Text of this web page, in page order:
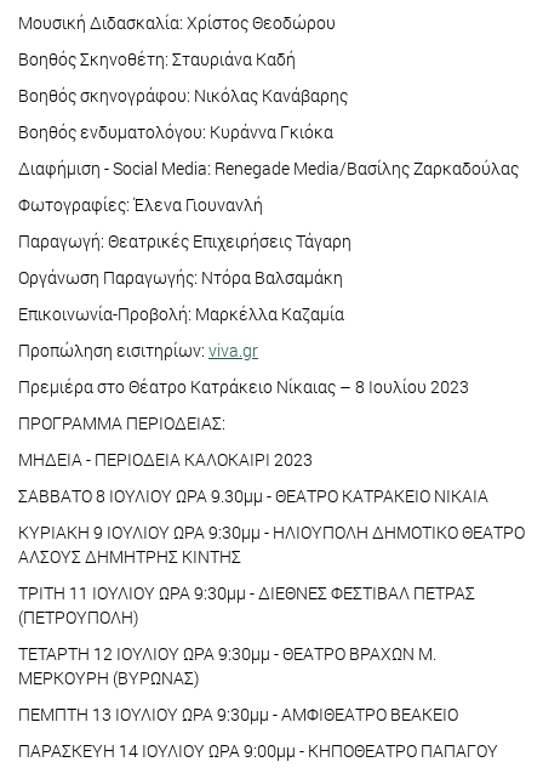
Μουσική Διδασκαλία: Χρίστος Θεοδώρου
Βοηθός Σκηνοθέτη: Σταυριάνα Καδή
Βοηθός σκηνογράφου: Νικόλας Κανάβαρης
Βοηθός ενδυματολόγου: Κυράννα Γκιόκα
Διαφήμιση - Social Media: Renegade Media/Βασίλης Ζαρκαδούλας
Φωτογραφίες: Έλενα Γιουνανλή
Παραγωγή: Θεατρικές Επιχειρήσεις Τάγαρη
Οργάνωση Παραγωγής: Ντόρα Βαλσαμάκη
Επικοινωνία-Προβολή: Μαρκέλλα Καζαμία
Προπώληση εισιτηρίων: viva.gr
Πρεμιέρα στο Θέατρο Κατράκειο Νίκαιας – 8 Ιουλίου 2023
ΠΡΟΓΡΑΜΜΑ ΠΕΡΙΟΔΕΙΑΣ:
ΜΗΔΕΙΑ - ΠΕΡΙΟΔΕΙΑ ΚΑΛΟΚΑΙΡΙ 2023
ΣΑΒΒΑΤΟ 8 ΙΟΥΛΙΟΥ ΩΡΑ 9.30μμ - ΘΕΑΤΡΟ ΚΑΤΡΑΚΕΙΟ ΝΙΚΑΙΑ
ΚΥΡΙΑΚΗ 9 ΙΟΥΛΙΟΥ ΩΡΑ 9:30μμ - ΗΛΙΟΥΠΟΛΗ ΔΗΜΟΤΙΚΟ ΘΕΑΤΡΟ
ΑΛΣΟΥΣ ΔΗΜΗΤΡΗΣ ΚΙΝΤΗΣ
ΤΡΙΤΗ 11 ΙΟΥΛΙΟΥ ΩΡΑ 9:30μμ - ΔΙΕΘΝΕΣ ΦΕΣΤΙΒΑΛ ΠΕΤΡΑΣ
(ΠΕΤΡΟΥΠΟΛΗ)
ΤΕΤΑΡΤΗ 12 ΙΟΥΛΙΟΥ ΩΡΑ 9:30μμ - ΘΕΑΤΡΟ ΒΡΑΧΩΝ Μ.
ΜΕΡΚΟΥΡΗ (ΒΥΡΩΝΑΣ)
ΠΕΜΠΤΗ 13 ΙΟΥΛΙΟΥ ΩΡΑ 9:30μμ - ΑΜΦΙΘΕΑΤΡΟ ΒΕΑΚΕΙΟ
ΠΑΡΑΣΚΕΥΗ 14 ΙΟΥΛΙΟΥ ΩΡΑ 9:00μμ - ΚΗΠΟΘΕΑΤΡΟ ΠΑΠΑΓΟΥ